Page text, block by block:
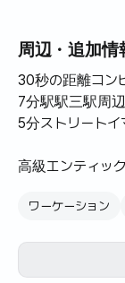
周辺・追加情
30秒の距離コン
7分駅駅三駅周
5分ストリートイ
高級エンティッ
記念日に恋人、
ワーケーション